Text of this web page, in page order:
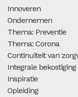
Innoveren
Ondernemen
Thema: Preventie
Thema: Corona
Continuïteit van
Integrale bekostiging
Inspiratie
Opleiding